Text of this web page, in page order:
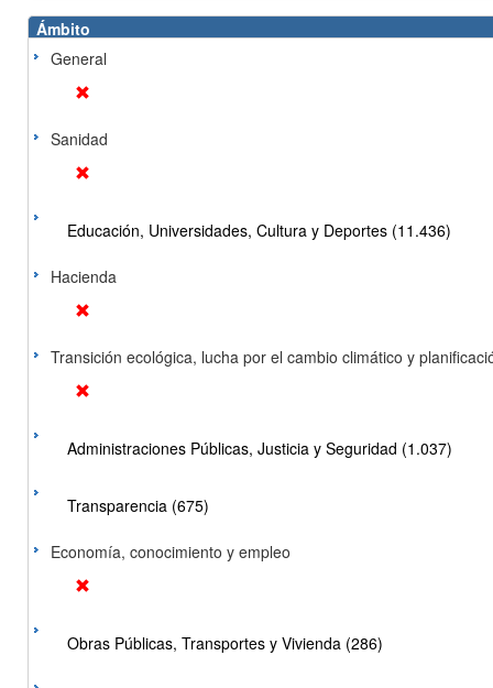
Ámbito
General
Sanidad
Educación, Universidades, Cultura y Deportes (11.436)
Hacienda
Transición ecológica, lucha por el cambio climático y
Administraciones Públicas, Justicia y Seguridad (1.037)
Transparencia (675)
Economía, conocimiento y empleo
Obras Públicas, Transportes y Vivienda (286)